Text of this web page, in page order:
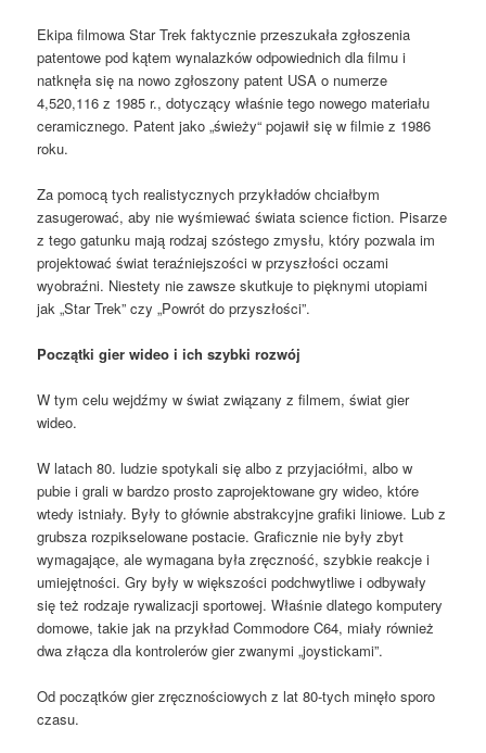
Ekipa filmowa Star Trek faktycznie przeszukała zgłoszenia
patentowe pod kątem wynalazków odpowiednich dla filmu i
natknęła się na nowo zgłoszony patent USA o numerze
4,520,116 z 1985 r., dotyczący właśnie tego nowego materiału
ceramicznego. Patent jako „świeży“ pojawił się w filmie z 1986
roku.
Za pomocą tych realistycznych przykładów chciałbym
zasugerować, aby nie wyśmiewać świata science fiction. Pisarze
z tego gatunku mają rodzaj szóstego zmysłu, który pozwala im
projektować świat teraźniejszości w przyszłości oczami
wyobraźni. Niestety nie zawsze skutkuje to pięknymi utopiami
jak „Star Trek” czy „Powrót do przyszłości”.
Początki gier wideo i ich szybki rozwój
W tym celu wejdźmy w świat związany z filmem, świat gier
wideo.
W latach 80. ludzie spotykali się albo z przyjaciółmi, albo w
pubie i grali w bardzo prosto zaprojektowane gry wideo, które
wtedy istniały. Były to głównie abstrakcyjne grafiki liniowe. Lub z
grubsza rozpikselowane postacie. Graficznie nie były zbyt
wymagające, ale wymagana była zręczność, szybkie reakcje i
umiejętności. Gry były w większości podchwytliwe i odbywały
się też rodzaje rywalizacji sportowej. Właśnie dlatego komputery
domowe, takie jak na przykład Commodore C64, miały również
dwa złącza dla kontrolerów gier zwanymi „joystickami”.
Od początków gier zręcznościowych z lat 80-tych minęło sporo
czasu.